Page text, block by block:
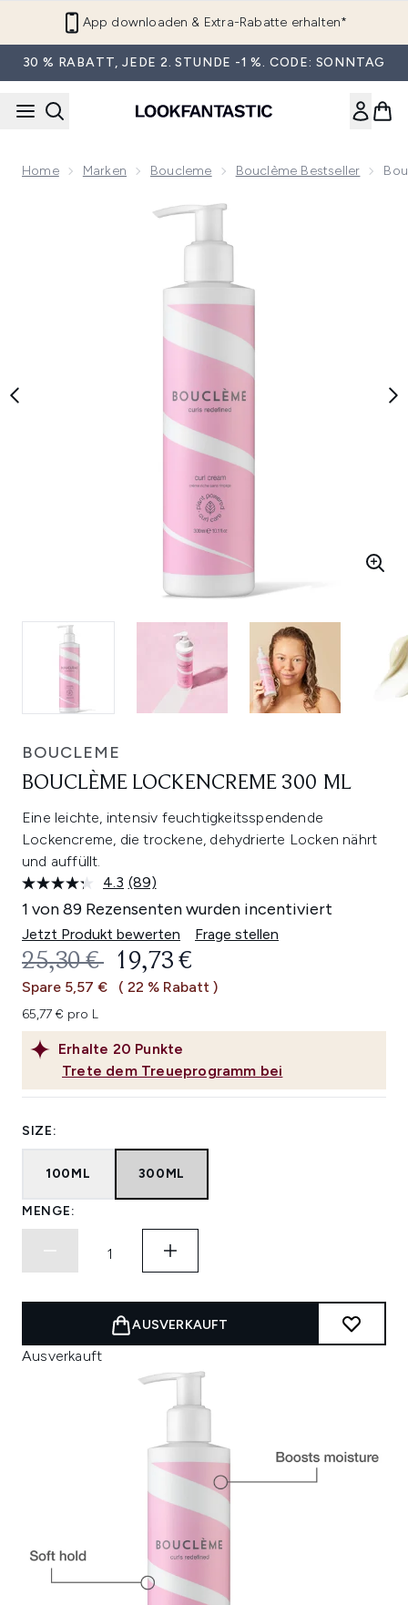
App downloaden & Extra-Rabatte erhalten*
30 % RABATT, JEDE 2. STUNDE -1 %. CODE: SONNTAG
Home Marken Boucleme Bouclème Bestseller
Now showing image 1 Bouclème Lockencreme 300 ml
BOUCLEME
BOUCLÈME LOCKENCREME 300 ML
Eine leichte, intensiv feuchtigkeitsspendende
Lockencreme, die trockene, dehydrierte Locken nährt
und auffüllt.
4.3 89
Bewertungen
lesen.
Link
auf
derselben
Seite.
(89)
1 von 89 Rezensenten wurden incentiviert
Jetzt Produkt bewerten Frage stellen
Erhalte 20 Punkte
Trete dem Treueprogramm bei
UNVERBINDLICHE
25,30 € AKTUELLER PREIS:
19,73 €
Spare 5,57 € ( 22 % Rabatt )
65,77 € pro L
SIZE:
100ML 300ML
MENGE:
AUSVERKAUFT
Ausverkauft